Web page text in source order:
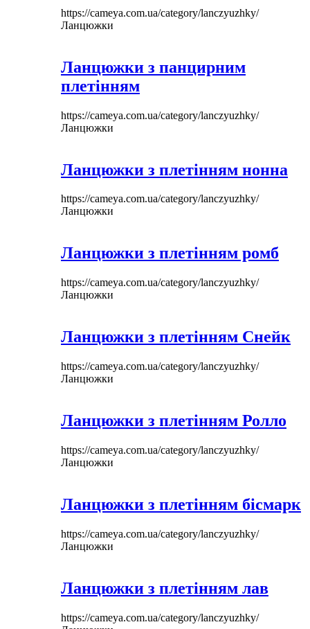
https://cameya.com.ua/category/lanczyuzhky/
Ланцюжки
Ланцюжки з панцирним
плетінням
https://cameya.com.ua/category/lanczyuzhky/
Ланцюжки
Ланцюжки з плетінням нонна
https://cameya.com.ua/category/lanczyuzhky/
Ланцюжки
Ланцюжки з плетінням ромб
https://cameya.com.ua/category/lanczyuzhky/
Ланцюжки
Ланцюжки з плетінням Снейк
https://cameya.com.ua/category/lanczyuzhky/
Ланцюжки
Ланцюжки з плетінням Ролло
https://cameya.com.ua/category/lanczyuzhky/
Ланцюжки
Ланцюжки з плетінням бісмарк
https://cameya.com.ua/category/lanczyuzhky/
Ланцюжки
Ланцюжки з плетінням лав
https://cameya.com.ua/category/lanczyuzhky/